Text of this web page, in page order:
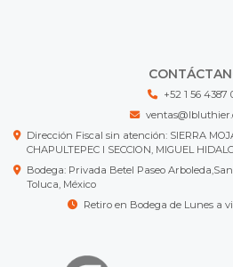
+52 1 56 4387
Dirección Fiscal sin atención: SIERRA
CHAPULTEPEC I SECCION, MIGUEL
Bodega: Privada Betel Paseo
Toluca, México
Retiro en Bodega de Lunes a